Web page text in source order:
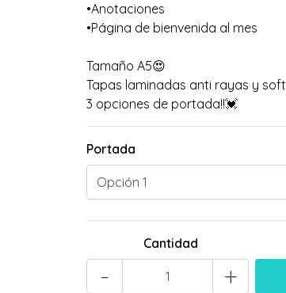
•Anotaciones
•Página de bienvenida al mes
Tamaño A5😍
Tapas laminadas anti rayas y
3 opciones de portada!!💓
Portada
Cantidad
+
-